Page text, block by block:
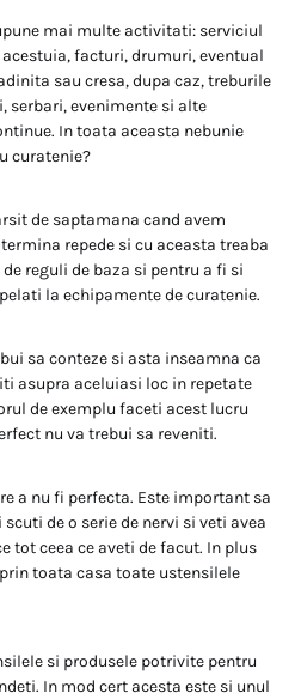
mai multe activitati: serviciul
facturi, drumuri, eventual
sau cresa, dupa caz, treburile
serbari, evenimente si alte
In toata aceasta nebunie
curatenie?
de saptamana cand avem
repede si cu aceasta treaba
reguli de baza si pentru a fi si
la echipamente de curatenie.
sa conteze si asta inseamna ca
asupra aceluiasi loc in repetate
de exemplu faceti acest lucru
nu va trebui sa reveniti.
a nu fi perfecta. Este important sa
de o serie de nervi si veti avea
tot ceea ce aveti de facut. In plus
toata casa toate ustensilele
si produsele potrivite pentru
In mod cert acesta este si unul